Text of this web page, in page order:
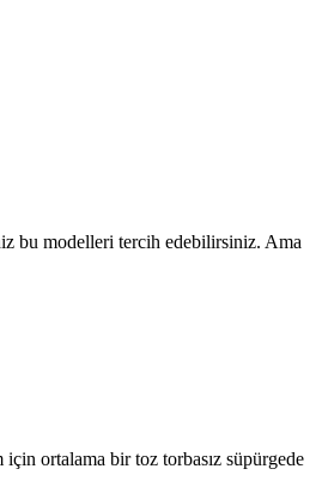
bu modelleri tercih edebilirsiniz. Ama
ortalama bir toz torbasız süpürgede